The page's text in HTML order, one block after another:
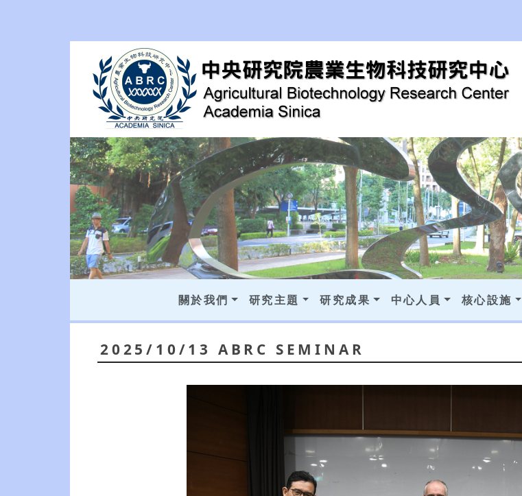
關於我們 研究主題 研究成果 中心人員 核心設施
2025/10/13 ABRC SEMINAR